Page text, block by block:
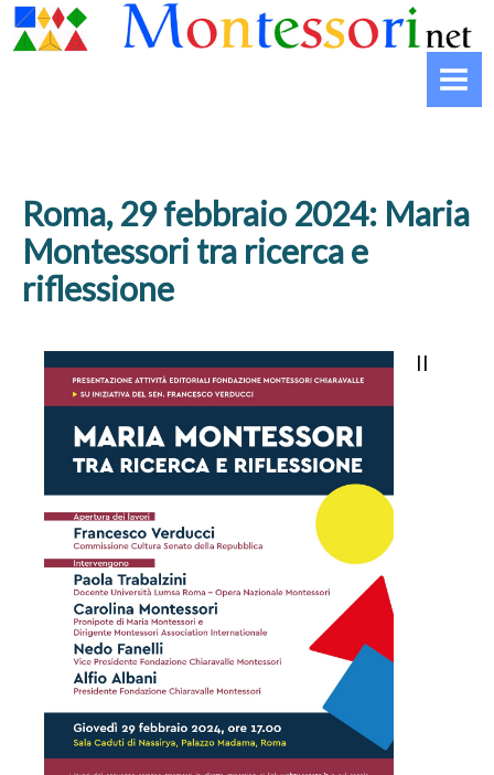
HOME
La striscia del Montessori
INFANZIA
La Casa dei Bambini
La scuola primaria
ADOLESCENZA
L’adolescente Montessori
Le scuole olandesi
La Farm School
La Montessori High School
MONTESSORI E ...
Roma, 29 febbraio 2024: Maria
Montessori tra ricerca e
riflessione
Il